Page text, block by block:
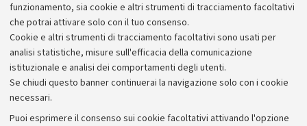
funzionamento, sia cookie e altri strumenti di tracciamento facoltativi
che potrai attivare solo con il tuo consenso.
Cookie e altri strumenti di tracciamento facoltativi sono usati per
analisi statistiche, misure sull'efficacia della comunicazione
istituzionale e analisi dei comportamenti degli utenti.
Se chiudi questo banner continuerai la navigazione solo con i cookie
necessari.
Puoi esprimere il consenso sui cookie facoltativi attivando l'opzione
Archivio